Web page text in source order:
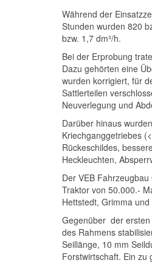
Während der
Stunden wurden 820
bzw. 1,7 dm³/h.
Bei der Erprobung
Dazu gehörten eine
wurden korrigiert, für
Sattlerteilen
Neuverlegung und
Darüber hinaus
Kriechganggetriebes
Rückeschildes,
Heckleuchten,
Der VEB
Traktor von 50.000.-
Hettstedt, Grimma
Gegenüber der ersten
des Rahmens
Seillänge, 10 mm
Forstwirtschaft. Ein zu